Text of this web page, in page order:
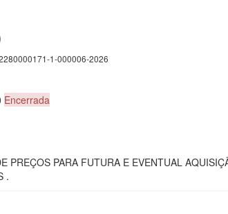
1-000006-2026
Encerrada
PREÇOS PARA FUTURA E EVENTUAL
.